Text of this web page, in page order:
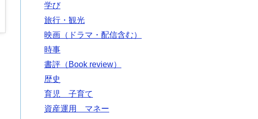
学び
旅行・観光
映画（ドラマ・配信含む）
時事
書評（Book review）
歴史
育児 子育て
資産運用 マネー